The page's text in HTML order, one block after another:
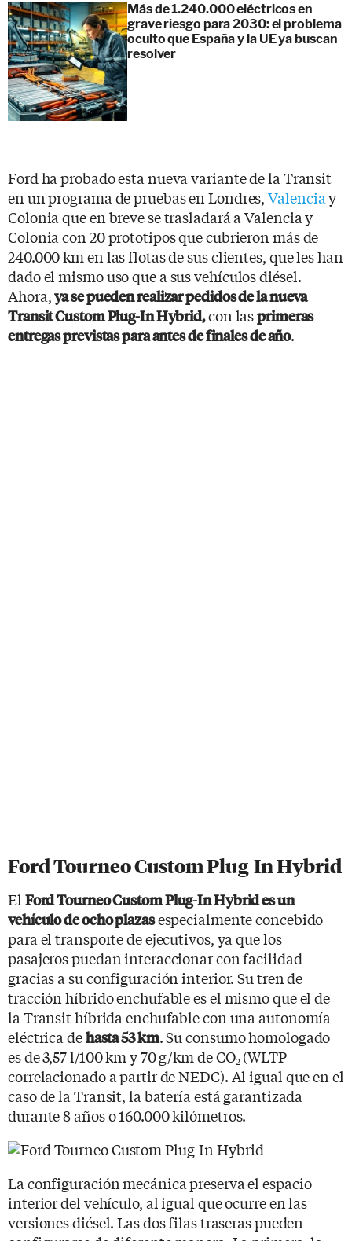
Más de 1.240.000 eléctricos en
grave riesgo para 2030: el problema
oculto que España y la UE ya buscan
resolver
Ford ha probado esta nueva variante de la Transit
en un programa de pruebas en Londres,Valenciay
Colonia que en breve se trasladará a Valencia y
Colonia con 20 prototipos que cubrieron más de
240.000 km en las flotas de sus clientes, que les han
dado el mismo uso que a sus vehículos diésel.
Ahora,ya se pueden realizar pedidos de la nueva
Transit Custom Plug-In Hybrid,con lasprimeras
entregas previstas para antes de finales de año.
Ford Tourneo Custom Plug-In Hybrid
El Ford Tourneo Custom Plug-In Hybrid es un
vehículo deocho plazasespecialmente concebido
para el transporte de ejecutivos, ya que los
pasajeros puedan interaccionar con facilidad
gracias a su configuración interior. Su tren de
tracción híbrido enchufable es el mismo que el de
la Transit híbrida enchufable con una autonomía
eléctrica dehasta 53 km. Su consumo homologado
es de 3,57 l/100 km y 70 g/km de CO2(WLTP
correlacionado a partir de NEDC). Al igual que en el
caso de la Transit, la batería está garantizada
durante 8 años o 160.000 kilómetros.
La configuración mecánica preserva el espacio
interior del vehículo, al igual que ocurre en las
versiones diésel. Las dos filas traseras pueden